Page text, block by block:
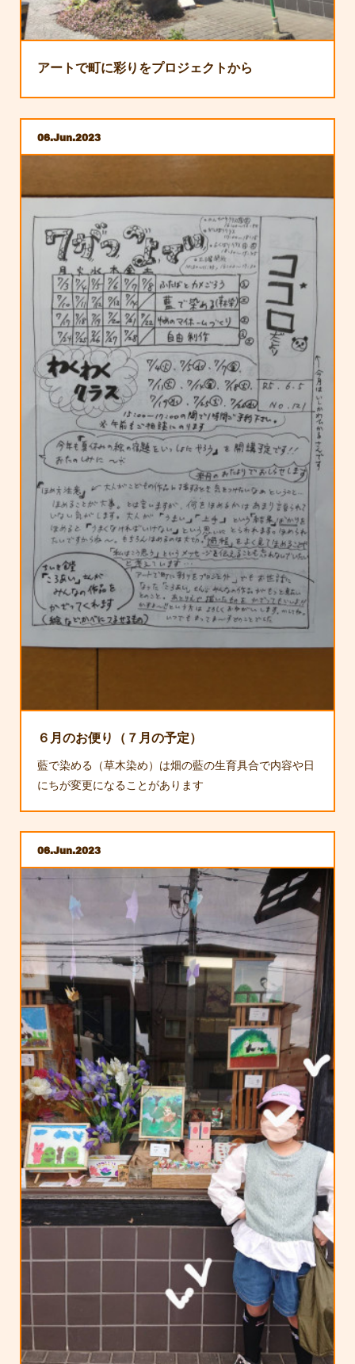
アートで町に彩りをプロジェクトから
06 Jun 2023
６月のお便り（７月の予定）
藍で染める（草木染め）は畑の藍の生育具合で内容や日
にちが変更になることがあります
06 Jun 2023